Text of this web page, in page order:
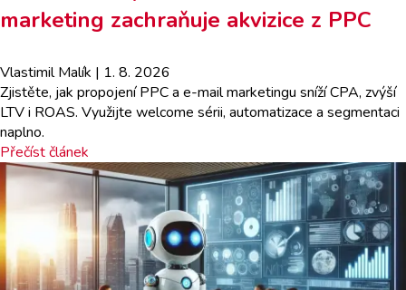
marketing zachraňuje akvizice z PPC
Vlastimil Malík | 1. 8. 2026
Zjistěte, jak propojení PPC a e-mail marketingu sníží CPA, zvýší
LTV i ROAS. Využijte welcome sérii, automatizace a segmentaci
naplno.
Přečíst článek